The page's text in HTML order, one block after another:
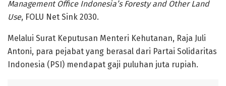
Management Office Indonesia’s Foresty and Other Land
Use, FOLU Net Sink 2030.
Melalui Surat Keputusan Menteri Kehutanan, Raja Juli
Antoni, para pejabat yang berasal dari Partai Solidaritas
Indonesia (PSI) mendapat gaji puluhan juta rupiah.